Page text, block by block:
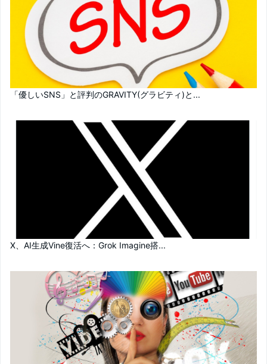
「優しいSNS」と評判のGRAVITY(グラビティ)と...
X、AI生成Vine復活へ：Grok Imagine搭...